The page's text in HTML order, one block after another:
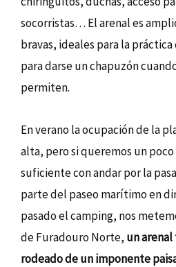
socorristas… El arenal es
bravas, ideales para la
para darse un chapuzón
permiten.
En verano la ocupación de la
alta, pero si queremos un
suficiente con andar por la
parte del paseo marítimo en
pasado el camping, nos
de Furadouro Norte, un
rodeado de un imponente